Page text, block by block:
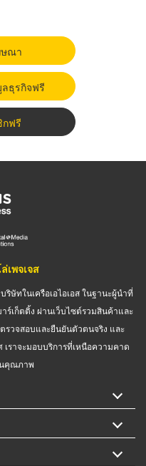
ณา
ธุรกิจฟรี
ฟรี
เพจเจส
ษัทในเครือเอไอเอส ในฐานะผู้นำที่
เก็ตติ้ง ผ่านเว็บไซต์รวมสินค้าและ
รวจสอบและยืนยันตัวตนจริง และ
ราจะมอบบริการที่เหนือความคาด
คุณภาพ